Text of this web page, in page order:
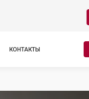
КОНТАКТЫ